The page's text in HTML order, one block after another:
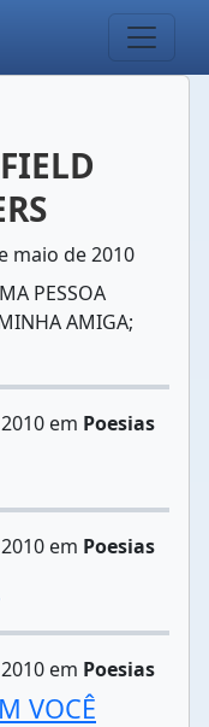
maio de 2010
PESSOA
AMIGA;
em Poesias
em Poesias
em Poesias
VOCÊ